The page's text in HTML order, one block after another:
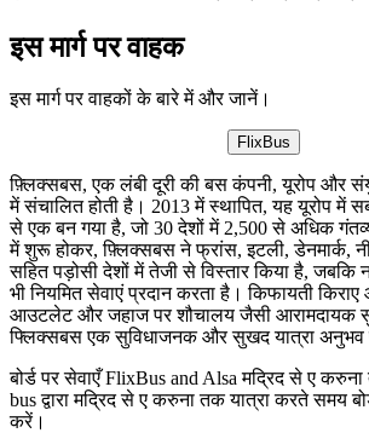
इस मार्ग पर वाहक
इस मार्ग पर वाहकों के बारे में और जानें।
FlixBus
फ़्लिक्सबस, एक लंबी दूरी की बस कंपनी, यूरोप और
में संचालित होती है। 2013 में स्थापित, यह यूरोप में
से एक बन गया है, जो 30 देशों में 2,500 से अधिक
में शुरू होकर, फ़्लिक्सबस ने फ्रांस, इटली, डेनमार्क,
सहित पड़ोसी देशों में तेजी से विस्तार किया है, जबकि
भी नियमित सेवाएं प्रदान करता है। किफायती किराए
आउटलेट और जहाज पर शौचालय जैसी आरामदायक
फ्लिक्सबस एक सुविधाजनक और सुखद यात्रा अनुभव
बोर्ड पर सेवाएँ FlixBus and Alsa मद्रिद से ए
bus द्वारा मद्रिद से ए करुना तक यात्रा करते समय
करें।